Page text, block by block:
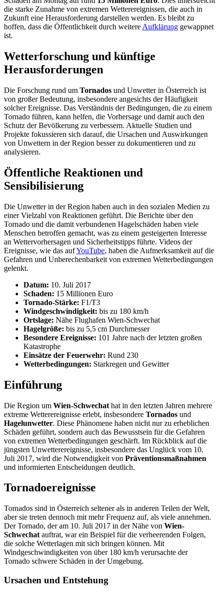
die starke Zunahme von extremen Wetterereignissen, die auch in
Zukunft eine Herausforderung darstellen werden. Es bleibt zu
hoffen, dass die Öffentlichkeit durch weitere Aufklärung gewappnet
ist.
Wetterforschung und künftige
Herausforderungen
Die Forschung rund um Tornados und Unwetter in Österreich ist
von großer Bedeutung, insbesondere angesichts der Häufigkeit
solcher Ereignisse. Das Verständnis der Bedingungen, die zu einem
Tornado führen, kann helfen, die Vorhersage und damit auch den
Schutz der Bevölkerung zu verbessern. Aktuelle Studien und
Projekte fokussieren sich darauf, die Ursachen und Auswirkungen
von Unwettern in der Region besser zu dokumentieren und zu
analysieren.
Öffentliche Reaktionen und
Sensibilisierung
Die Unwetter in der Region haben auch in den sozialen Medien zu
einer Vielzahl von Reaktionen geführt. Die Berichte über den
Tornado und die damit verbundenen Hagelschäden haben viele
Menschen betroffen gemacht, was zu einem gesteigerten Interesse
an Wettervorhersagen und Sicherheitstipps führte. Videos der
Ereignisse, wie das aufYouTube, haben die Aufmerksamkeit auf die
Gefahren und Unberechenbarkeit von extremen Wetterbedingungen
gelenkt.
Datum: 10. Juli 2017
Schaden: 15 Millionen Euro
Tornado-Stärke: F1/T3
Windgeschwindigkeit: bis zu 180 km/h
Ortslage: Nähe Flughafen Wien-Schwechat
Hagelgröße: bis zu 5,5 cm Durchmesser
Besondere Ereignisse: 101 Jahre nach der letzten großen
Katastrophe
Einsätze der Feuerwehr: Rund 230
Wetterbedingungen: Starkregen und Gewitter
Einführung
Die Region um Wien-Schwechat hat in den letzten Jahren mehrere
extreme Wetterereignisse erlebt, insbesondere Tornados und
Hagelunwetter. Diese Phänomene haben nicht nur zu erheblichen
Schäden geführt, sondern auch das Bewusstsein für die Gefahren
von extremen Wetterbedingungen geschärft. Im Rückblick auf die
jüngsten Unwetterereignisse, insbesondere das Unglück vom 10.
Juli 2017, wird die Notwendigkeit von Präventionsmaßnahmen
und informierten Entscheidungen deutlich.
Tornadoereignisse
Tornados sind in Österreich seltener als in anderen Teilen der Welt,
aber sie treten dennoch mit mehr Frequenz auf, als viele annehmen.
Der Tornado, der am 10. Juli 2017 in der Nähe von Wien-
Schwechat auftrat, war ein Beispiel für die verheerenden Folgen,
die solche Wetterlagen mit sich bringen können. Mit
Windgeschwindigkeiten von über 180 km/h verursachte der
Tornado schwere Schäden in der Umgebung.
Ursachen und Entstehung